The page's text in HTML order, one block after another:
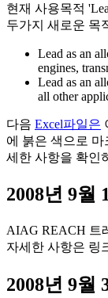
현재 사용목적
두가지 새로운 목
Lead as an
engines,
Lead as an
all other
다음 Excel파일은
에 붉은 색으로
세한 사항을 확인
2008년 9월
AIAG REACH 트
자세한 사항은 링
2008년 9월